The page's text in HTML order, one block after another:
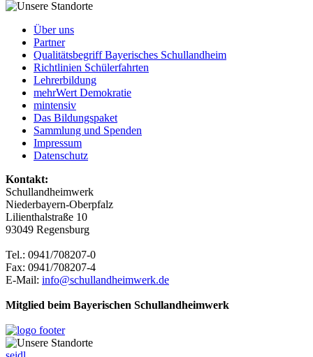
Über uns
Partner
Qualitätsbegriff Bayerisches Schullandheim
Richtlinien Schülerfahrten
Lehrerbildung
mehrWert Demokratie
mintensiv
Das Bildungspaket
Sammlung und Spenden
Impressum
Datenschutz
Kontakt:
Schullandheimwerk
Niederbayern-Oberpfalz
Lilienthalstraße 10
93049 Regensburg
Tel.: 0941/708207-0
Fax: 0941/708207-4
E-Mail: info@schullandheimwerk.de
Mitglied beim Bayerischen Schullandheimwerk